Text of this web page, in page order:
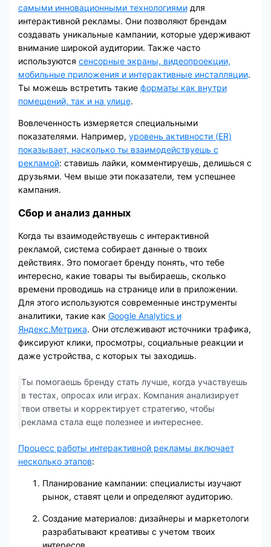
самыми инновационными технологиямидля
интерактивной рекламы. Они позволяют брендам
создавать уникальные кампании, которые удерживают
внимание широкой аудитории. Также часто
используются сенсорные экраны, видеопроекции,
мобильные приложения и интерактивные инсталляции.
Ты можешь встретить такие форматы как внутри
помещений, так и на улице.
Вовлеченность измеряется специальными
показателями. Например, уровень активности (ER)
показывает, насколько ты взаимодействуешь с
рекламой: ставишь лайки, комментируешь, делишься с
друзьями. Чем выше эти показатели, тем успешнее
кампания.
Сбор и анализ данных
Когда ты взаимодействуешь с интерактивной
рекламой, система собирает данные о твоих
действиях. Это помогает бренду понять, что тебе
интересно, какие товары ты выбираешь, сколько
времени проводишь на странице или в приложении.
Для этого используются современные инструменты
аналитики, такие как Google Analytics и
Яндекс.Метрика. Они отслеживают источники трафика,
фиксируют клики, просмотры, социальные реакции и
даже устройства, с которых ты заходишь.
Ты помогаешь бренду стать лучше, когда участвуешь
в тестах, опросах или играх. Компания анализирует
твои ответы и корректирует стратегию, чтобы
реклама стала еще полезнее и интереснее.
Процесс работы интерактивной рекламы включает
несколько этапов:
Планирование кампании: специалисты изучают
рынок, ставят цели и определяют аудиторию.
Создание материалов: дизайнеры и маркетологи
разрабатывают креативы с учетом твоих